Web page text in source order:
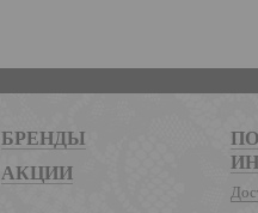
БРЕНДЫ
АКЦИИ